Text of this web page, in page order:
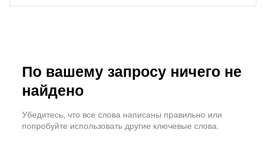
По вашему запросу ничего не
найдено
Убедитесь, что все слова написаны правильно или
попробуйте использовать другие ключевые слова.